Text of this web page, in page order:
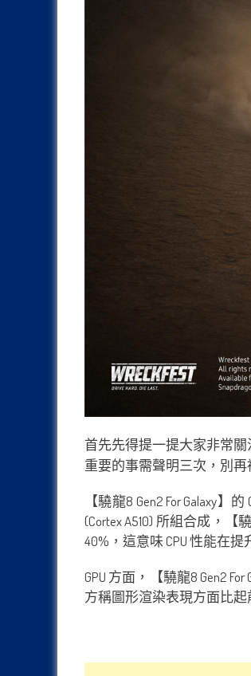
首先先得提一提大家非常關
重要的事需聲明三次，別
【驍龍8 Gen2 For Galaxy】
(Cortex A510) 所組合成，【
40%，這意味 CPU 性能在
GPU 方面，【驍龍8 Gen2
方稱圖形渲染表現方面比起